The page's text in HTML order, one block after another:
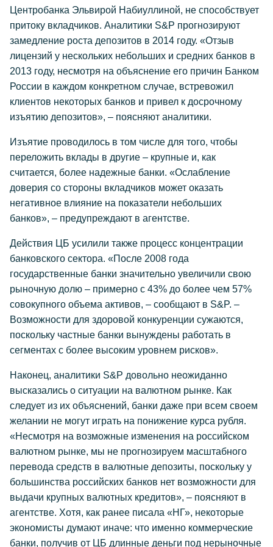
Центробанка Эльвирой Набиуллиной, не способствует
притоку вкладчиков. Аналитики S&P прогнозируют
замедление роста депозитов в 2014 году. «Отзыв
лицензий у нескольких небольших и средних банков в
2013 году, несмотря на объяснение его причин Банком
России в каждом конкретном случае, встревожил
клиентов некоторых банков и привел к досрочному
изъятию депозитов», – поясняют аналитики.
Изъятие проводилось в том числе для того, чтобы
переложить вклады в другие – крупные и, как
считается, более надежные банки. «Ослабление
доверия со стороны вкладчиков может оказать
негативное влияние на показатели небольших
банков», – предупреждают в агентстве.
Действия ЦБ усилили также процесс концентрации
банковского сектора. «После 2008 года
государственные банки значительно увеличили свою
рыночную долю – примерно с 43% до более чем 57%
совокупного объема активов, – сообщают в S&P. –
Возможности для здоровой конкуренции сужаются,
поскольку частные банки вынуждены работать в
сегментах с более высоким уровнем рисков».
Наконец, аналитики S&P довольно неожиданно
высказались о ситуации на валютном рынке. Как
следует из их объяснений, банки даже при всем своем
желании не могут играть на понижение курса рубля.
«Несмотря на возможные изменения на российском
валютном рынке, мы не прогнозируем масштабного
перевода средств в валютные депозиты, поскольку у
большинства российских банков нет возможности для
выдачи крупных валютных кредитов», – поясняют в
агентстве. Хотя, как ранее писала «НГ», некоторые
экономисты думают иначе: что именно коммерческие
банки, получив от ЦБ длинные деньги под нерыночные